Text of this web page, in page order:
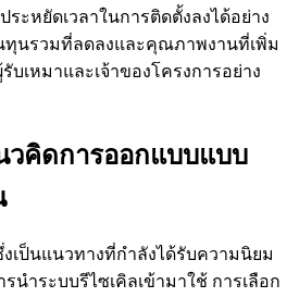
ระหยัดเวลาในการติดตั้งลงได้อย่าง
ทุนรวมที่ลดลงและคุณภาพงานที่เพิ่ม
บเหมาและเจ้าของโครงการอย่าง
วคิดการออกแบบแบบ
เป็นแนวทางที่กำลังได้รับความนิยม
นำระบบรีไซเคิลเข้ามาใช้ การเลือก